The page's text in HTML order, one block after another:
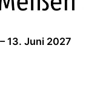
13. Juni 2027